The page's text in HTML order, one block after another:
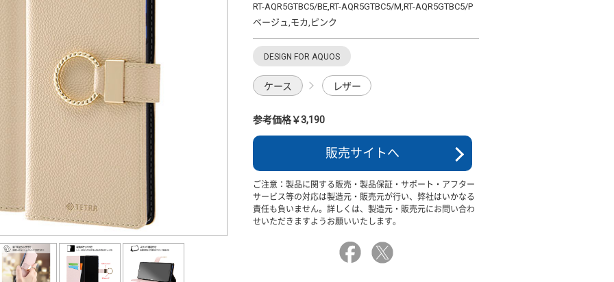
RT-AQR5GTBC5/BE,RT-AQR5GTBC5/M,RT-AQR5GTBC5/P
ベージュ,モカ,ピンク
DESIGN FOR AQUOS
ケース レザー
参考価格￥3,190
販売サイトへ
ご注意：製品に関する販売・製品保証・サポート・アフター
サービス等の対応は製造元・販売元が行い、弊社はいかなる
責任も負いません。詳しくは、製造元・販売元にお問い合わ
せいただきますようお願いいたします。